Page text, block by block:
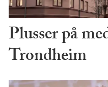
Plusser på
Trondheim